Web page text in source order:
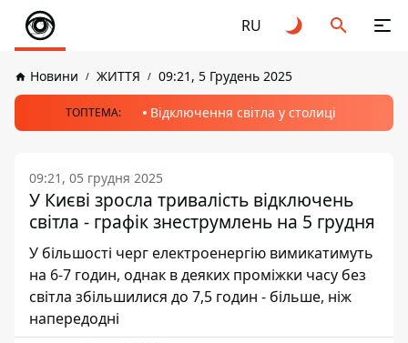
RU
Новини ЖИТТЯ 09:21, 5 Грудень 2025
ТОПТЕМА: Відключення світла у столиці
09:21, 05 грудня 2025
У Києві зросла тривалість відключень
світла - графік знеструмлень на 5 грудня
У більшості черг електроенергію вимикатимуть
на 6-7 годин, однак в деяких проміжки часу без
світла збільшилися до 7,5 годин - більше, ніж
напередодні